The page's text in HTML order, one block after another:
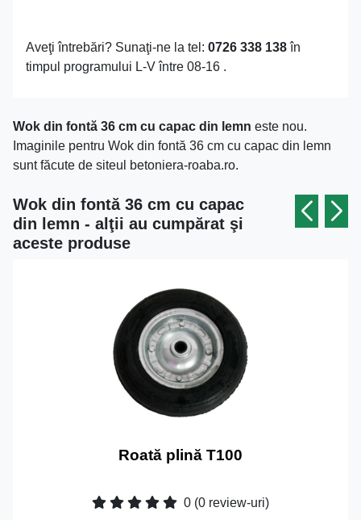
Aveţi întrebări? Sunaţi-ne la tel: 0726 338 138în
timpul programului L-V între 08-16 .
Wok din fontă 36 cm cu capac din lemn este nou.
Imaginile pentru Wok din fontă 36 cm cu capac din lemn
sunt făcute de siteul betoniera-roaba.ro.
Wok din fontă 36 cm cu capac
din lemn - alţii au cumpărat şi
aceste produse
Roată plină T100
0 (0 review-uri)